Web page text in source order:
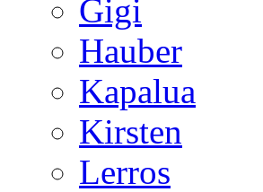
Gigi
Hauber
Kapalua
Kirsten
Lerros